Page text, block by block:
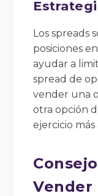
Los spreads
posiciones
ayudar a
spread de
vender una
otra opción
ejercicio más
Vender